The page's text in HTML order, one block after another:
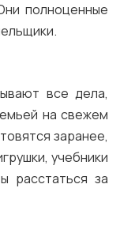
полноценные
все дела,
на свежем
заранее,
учебники
расстаться за